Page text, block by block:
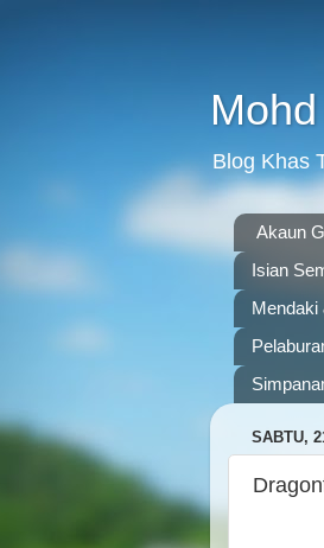
Blog Khas
Akaun
Isian
Mendaki
SABTU,